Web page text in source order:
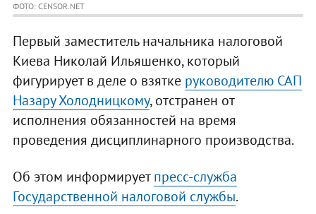
ФОТО: CENSOR.NET
Первый заместитель начальника налоговой
Киева Николай Ильяшенко, который
фигурирует в деле о взятке руководителю САП
Назару Холодницкому, отстранен от
исполнения обязанностей на время
проведения дисциплинарного производства.
Об этом информируетпресс-служба
Государственной налоговой службы.